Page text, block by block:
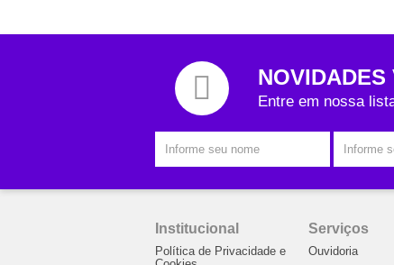
NOVIDADES
Entre em nossa
Institucional
Política de Privacidade e
Serviços
Ouvidoria